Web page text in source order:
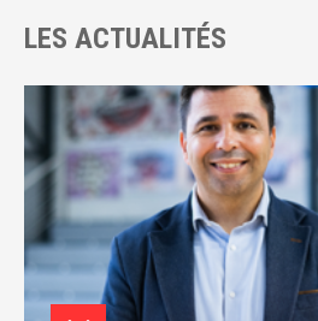
LES ACTUALITÉS